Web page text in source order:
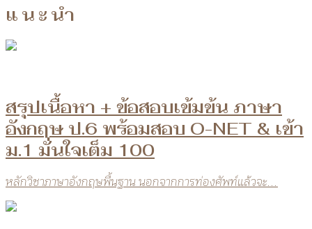
แนะนำ
สรุปเนื้อหา + ข้อสอบเข้มข้น ภาษา
อังกฤษ ป.6 พร้อมสอบ O-NET & เข้า
ม.1 มั่นใจเต็ม 100
หลักวิชาภาษาอังกฤษพื้นฐาน นอกจากการท่องศัพท์แล้วจะ...